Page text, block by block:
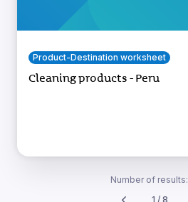
Product-Destination worksheet
Cleaning products - Peru
Number of results:
1 / 8